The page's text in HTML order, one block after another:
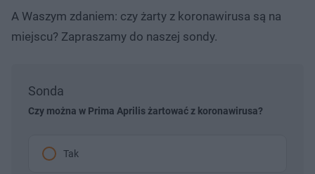
A Waszym zdaniem: czy żarty z koronawirusa są na
miejscu? Zapraszamy do naszej sondy.
Sonda
Czy można w Prima Aprilis żartować z koronawirusa?
Tak